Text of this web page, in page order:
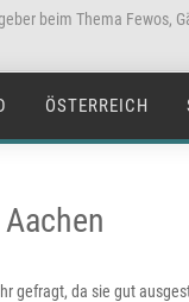
beim Thema Fewos,
ÖSTERREICH
gefragt, da sie gut